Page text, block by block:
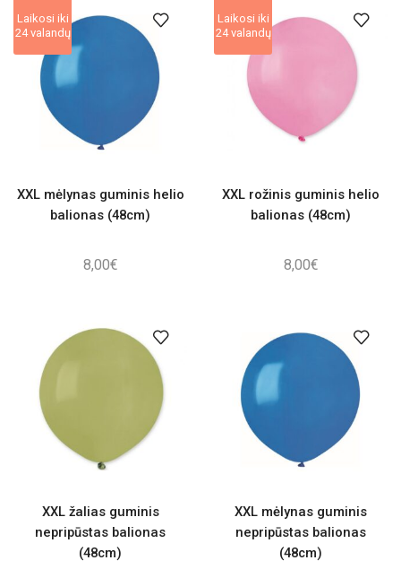
Laikosi iki
24 valandų
XXL mėlynas guminis helio
balionas (48cm)
8,00€
Laikosi iki
24 valandų
XXL rožinis guminis helio
balionas (48cm)
8,00€
XXL žalias guminis
nepripūstas balionas
(48cm)
XXL mėlynas guminis
nepripūstas balionas
(48cm)